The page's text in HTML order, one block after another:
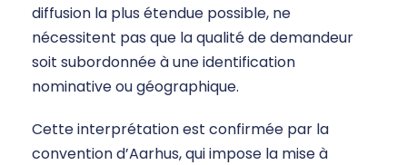
diffusion la plus étendue possible, ne
nécessitent pas que la qualité de demandeur
soit subordonnée à une identification
nominative ou géographique.
Cette interprétation est confirmée par la
convention d’Aarhus, qui impose la mise à